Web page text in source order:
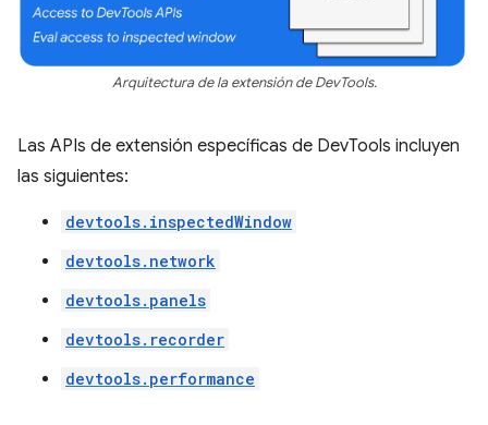
Arquitectura de la extensión de DevTools.
Las APIs de extensión específicas de DevTools incluyen
las siguientes:
devtools.inspectedWindow
devtools.network
devtools.panels
devtools.recorder
devtools.performance